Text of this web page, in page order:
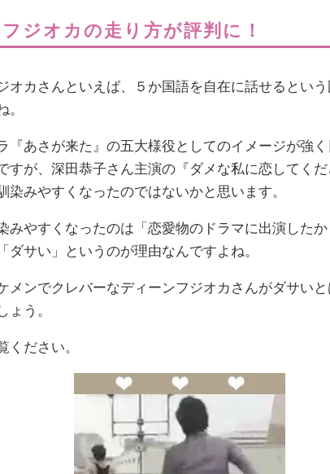
ジオカの走り方が評判に！
オカさんといえば、５か国語を自在に話せるとい
。
『あさが来た』の五大様役としてのイメージが強
すが、深田恭子さん主演の『ダメな私に恋してく
染みやすくなったのではないかと思います。
みやすくなったのは「恋愛物のドラマに出演した
ダサい」というのが理由なんですよね。
メンでクレバーなディーンフジオカさんがダサいと
ょう。
ください。